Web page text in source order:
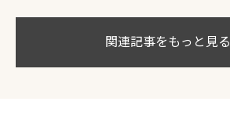
関連記事をもっと見る